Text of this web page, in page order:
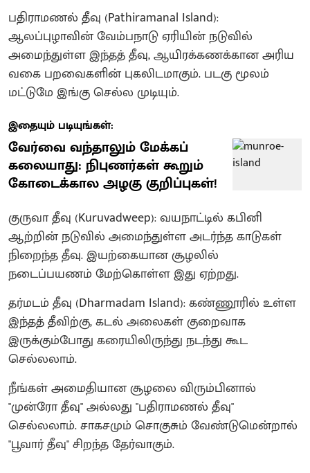
பதிராமணல் தீவு (Pathiramanal Island):
ஆலப்புழாவின் வேம்பநாடு ஏரியின் நடுவில்
அமைந்துள்ள இந்தத் தீவு, ஆயிரக்கணக்கான அரிய
வகை பறவைகளின் புகலிடமாகும். படகு மூலம்
மட்டுமே இங்கு செல்ல முடியும்.
இதையும் படியுங்கள்:
வேர்வை வந்தாலும் மேக்கப்
கலையாது: நிபுணர்கள் கூறும்
கோடைக்கால அழகு குறிப்புகள்!
குருவா தீவு (Kuruvadweep): வயநாட்டில் கபினி
ஆற்றின் நடுவில் அமைந்துள்ள அடர்ந்த காடுகள்
நிறைந்த தீவு. இயற்கையான சூழலில்
நடைப்பயணம் மேற்கொள்ள இது ஏற்றது.
தர்மடம் தீவு (Dharmadam Island): கண்ணூரில் உள்ள
இந்தத் தீவிற்கு, கடல் அலைகள் குறைவாக
இருக்கும்போது கரையிலிருந்து நடந்து கூட
செல்லலாம்.
நீங்கள் அமைதியான சூழலை விரும்பினால்
"முன்ரோ தீவு" அல்லது "பதிராமணல் தீவு"
செல்லலாம். சாகசமும் சொகுசும் வேண்டுமென்றால்
"பூவார் தீவு" சிறந்த தேர்வாகும்.